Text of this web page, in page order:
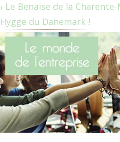
Le Benaise de la
Hygge du Danemark !